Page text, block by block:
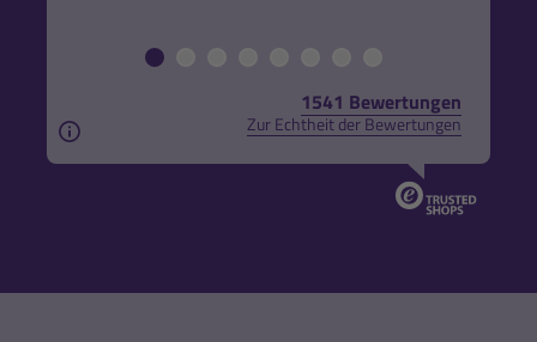
1541 Bewertungen
Zur Echtheit der Bewertungen
Aus rechtlichen Gründen weisen wir darauf hin,